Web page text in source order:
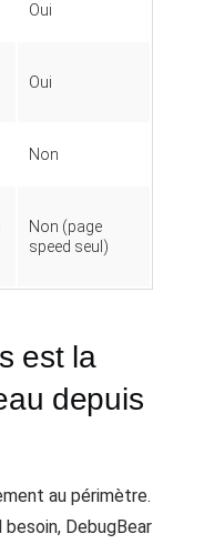
Oui
Oui
Non
Non (page
speed seul)
est la
depuis
au périmètre.
DebugBear